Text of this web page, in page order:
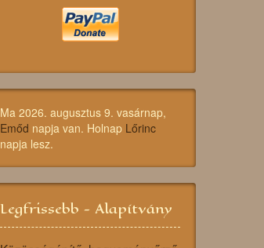
Ma 2026. augusztus 9. vasárnap,
Emőd napja van. Holnap Lőrinc
napja lesz.
Legfrissebb - Alapítvány